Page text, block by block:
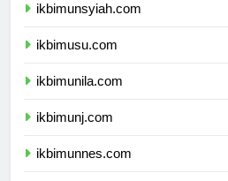
ikbimunsyiah.com
ikbimusu.com
ikbimunila.com
ikbimunj.com
ikbimunnes.com